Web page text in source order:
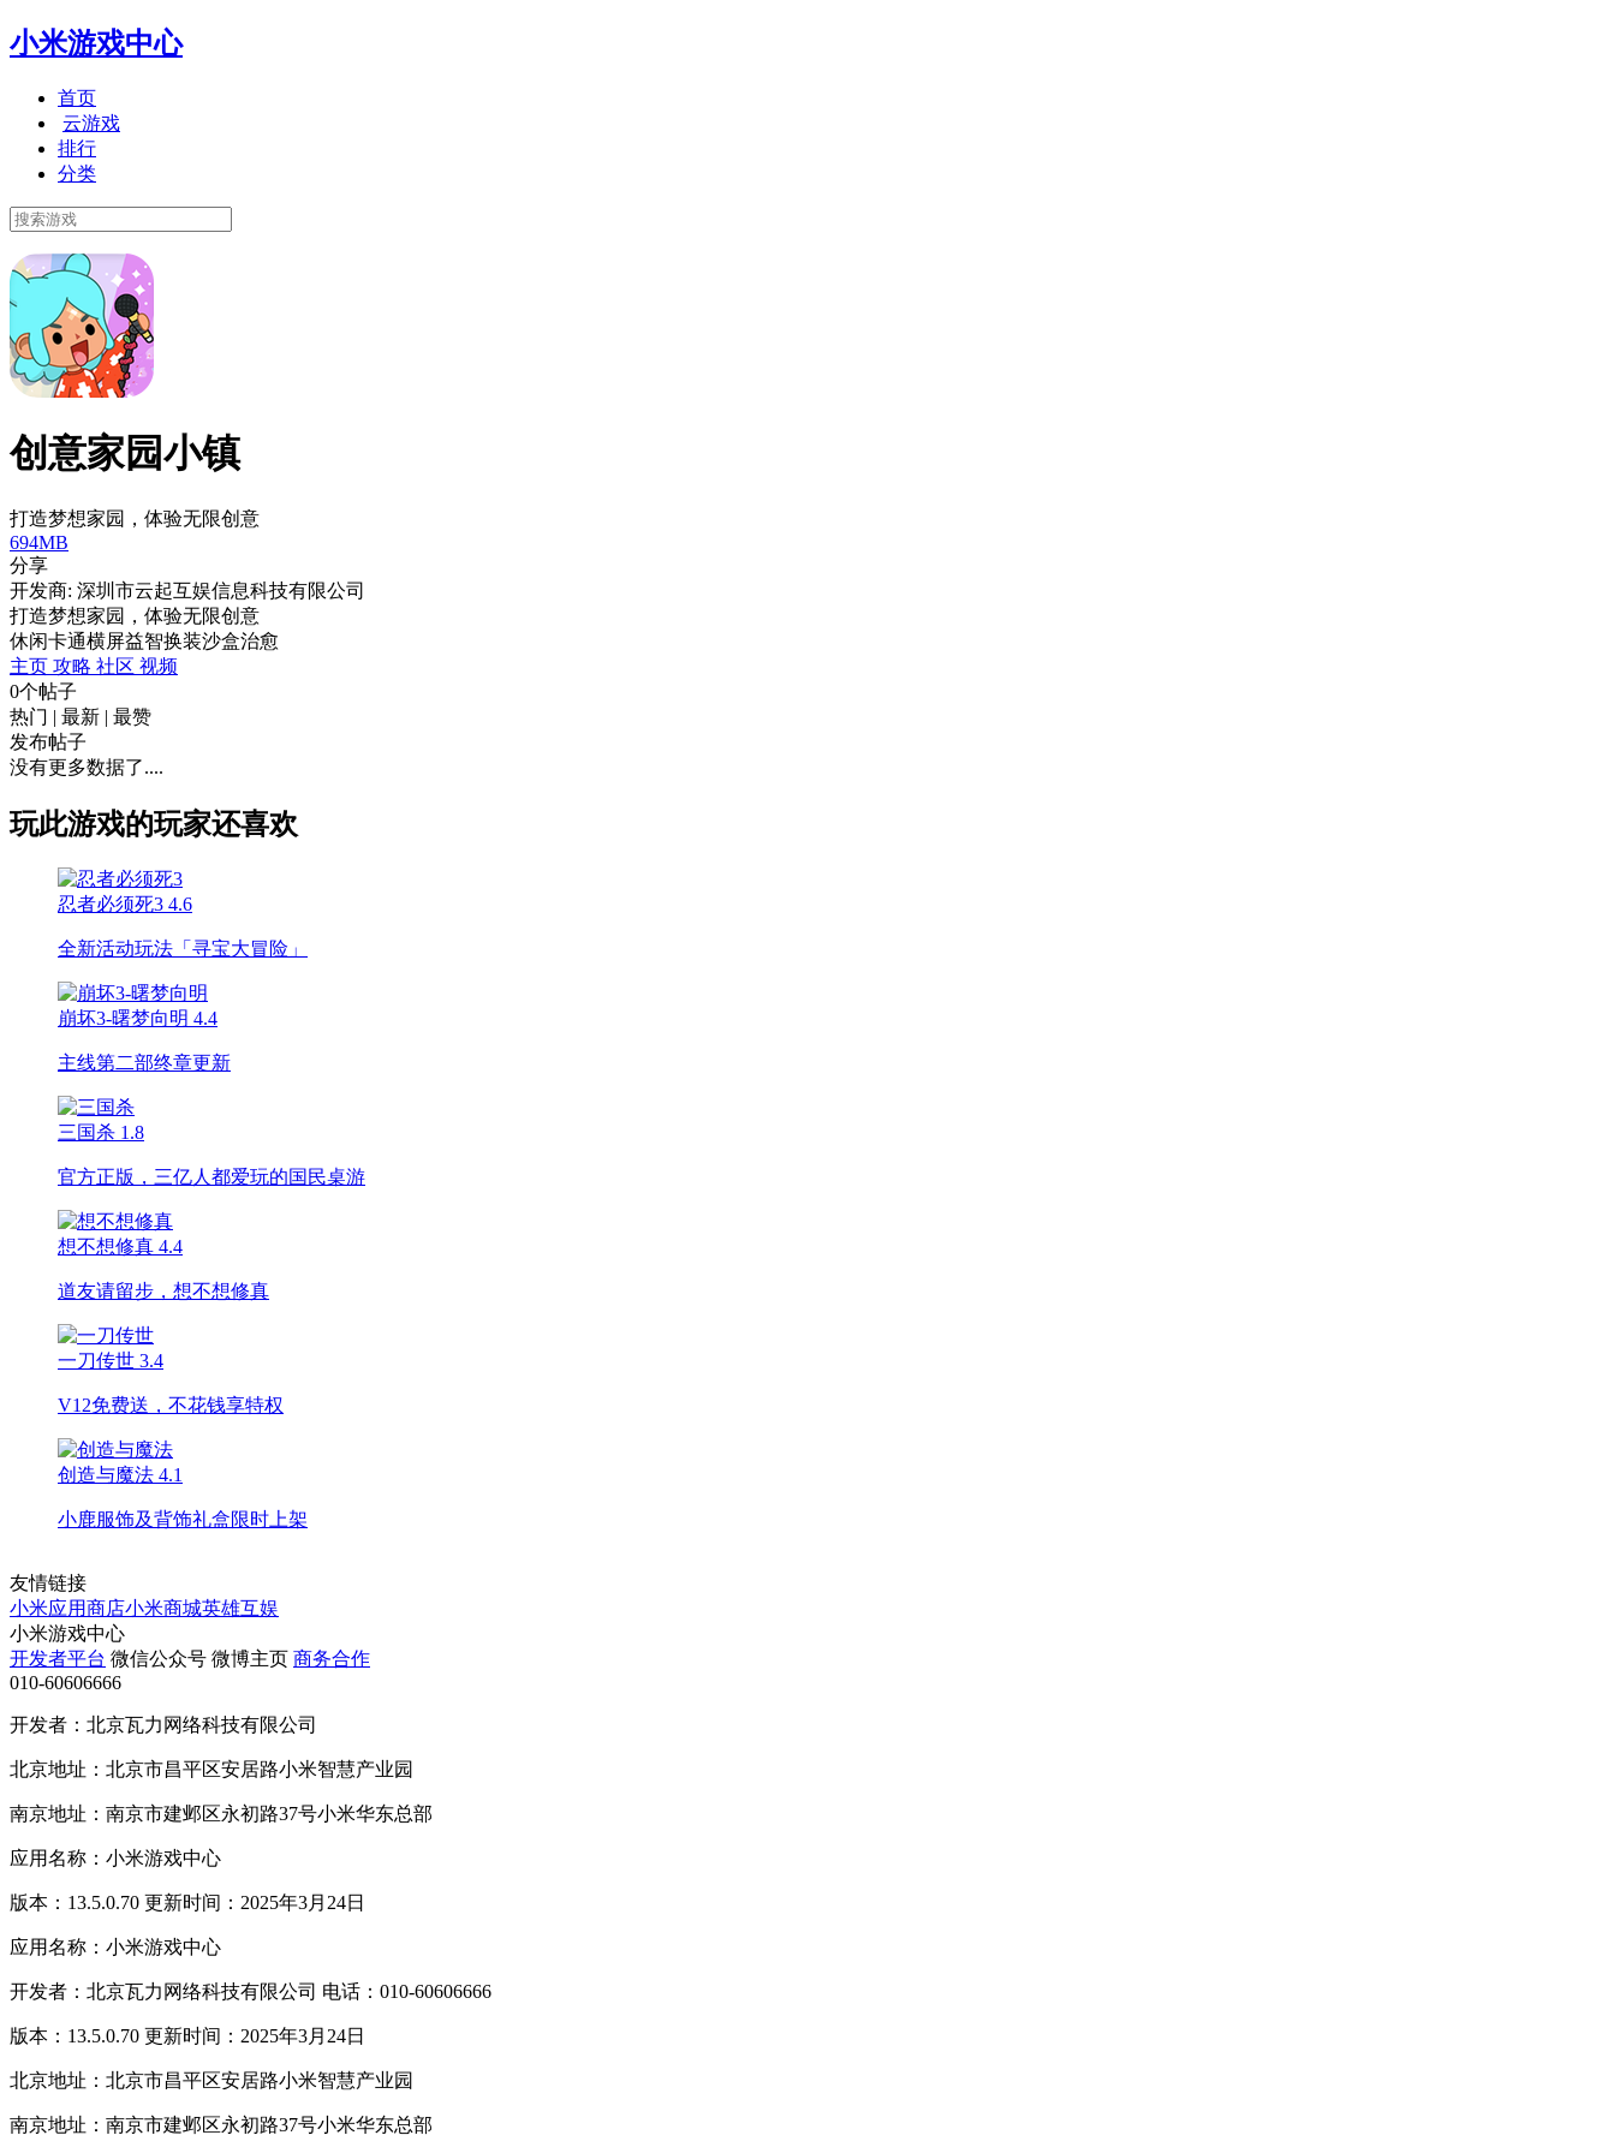
小米游戏中心
首页
云游戏
排行
分类
创意家园小镇
打造梦想家园，体验无限创意
694MB
分享
开发商: 深圳市云起互娱信息科技有限公司
打造梦想家园，体验无限创意
休闲卡通横屏益智换装沙盒治愈
主页 攻略 社区 视频
0个帖子
热门 | 最新 | 最赞
发布帖子
没有更多数据了....
玩此游戏的玩家还喜欢
忍者必须死3 4.6
全新活动玩法「寻宝大冒险」
崩坏3-曙梦向明 4.4
主线第二部终章更新
三国杀 1.8
官方正版，三亿人都爱玩的国民桌游
想不想修真 4.4
道友请留步，想不想修真
一刀传世 3.4
V12免费送，不花钱享特权
创造与魔法 4.1
小鹿服饰及背饰礼盒限时上架
友情链接
小米应用商店小米商城英雄互娱
小米游戏中心
开发者平台 微信公众号 微博主页 商务合作
010-60606666
开发者：北京瓦力网络科技有限公司
北京地址：北京市昌平区安居路小米智慧产业园
南京地址：南京市建邺区永初路37号小米华东总部
应用名称：小米游戏中心
版本：13.5.0.70 更新时间：2025年3月24日
应用名称：小米游戏中心
开发者：北京瓦力网络科技有限公司 电话：010-60606666
版本：13.5.0.70 更新时间：2025年3月24日
北京地址：北京市昌平区安居路小米智慧产业园
南京地址：南京市建邺区永初路37号小米华东总部